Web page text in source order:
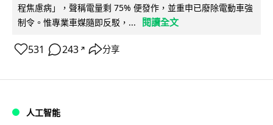
程焦慮病」，聲稱電量剩 75% 便發作，並重申已廢除電動車強
制令。惟專業車媒隨即反駁，...
閱讀全文
531 243 ↗ 分享
人工智能